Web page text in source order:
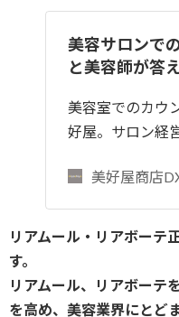
美容サロンで
と美容師が答
美容室でのカウ
好屋。サロン経
美好屋商店
リアムール・リアボーテ
す。
リアムール、リアボーテ
を高め、美容業界にとど